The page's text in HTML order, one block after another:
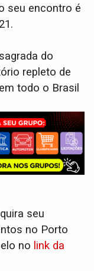
seu encontro é
do
repleto de
todo o Brasil
seu
no Porto
no link da